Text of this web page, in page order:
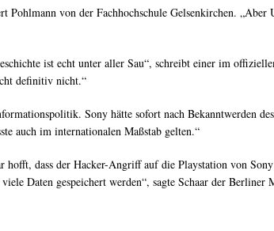
von der Fachhochschule Gelsenkirchen. „Aber
ist echt unter aller Sau“, schreibt einer im
definitiv nicht.“
Sony hätte sofort nach Bekanntwerden
auch im internationalen Maßstab gelten.“
hofft, dass der Hacker-Angriff auf die Playstation von
Daten gespeichert werden“, sagte Schaar der Berliner